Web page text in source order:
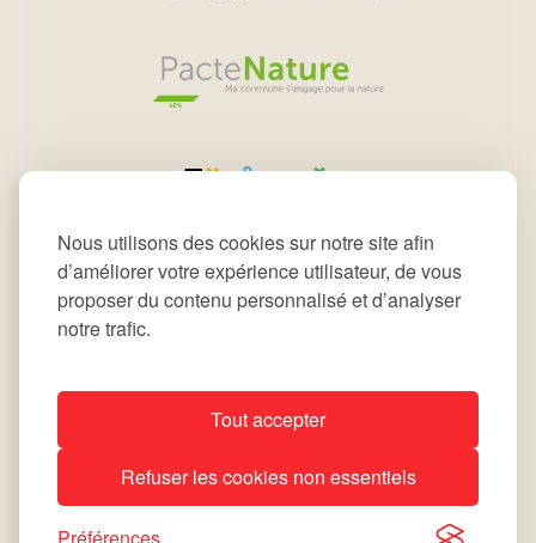
Nous utilisons des cookies sur notre site afin
d’améliorer votre expérience utilisateur, de vous
proposer du contenu personnalisé et d’analyser
notre trafic.
Tout accepter
Refuser les cookies non essentiels
All rights reserved © 2026 Commune de Leudelange